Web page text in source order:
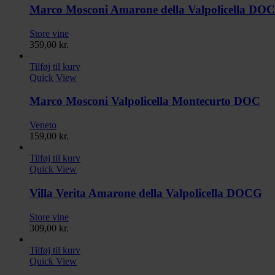
Marco Mosconi Amarone della Valpolicella
Store vine
359,00 kr.
Tilføj til kurv
Quick View
Marco Mosconi Valpolicella Montecurto DOC
Veneto
159,00 kr.
Tilføj til kurv
Quick View
Villa Verita Amarone della Valpolicella DOCG
Store vine
309,00 kr.
Tilføj til kurv
Quick View